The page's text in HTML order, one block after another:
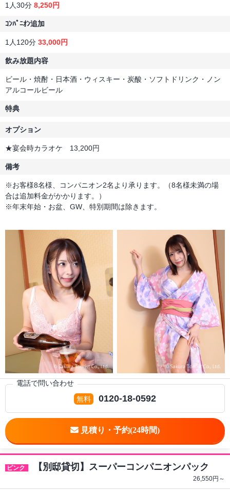
1人30分 8,250円
ｺﾝﾊﾟﾆｵﾝ追加
1人120分 33,000円
飲み放題内容
ビール・焼酎・日本酒・ウィスキー・炭酸・ソフトドリンク・ノン
アルコールビール
特典
オプション
★宴会時カラオケ 13,200円
備考
※お客様8名様、コンパニオン2名より承ります。（8名様未満の場
合は追加料金がかかります。）
※年末年始・お盆、GW、特別期間は除きます。
電話で問い合わせ
0120-18-0592
ピンク 【別邸貸切】スーパーコンパニオンパック
26,550円～